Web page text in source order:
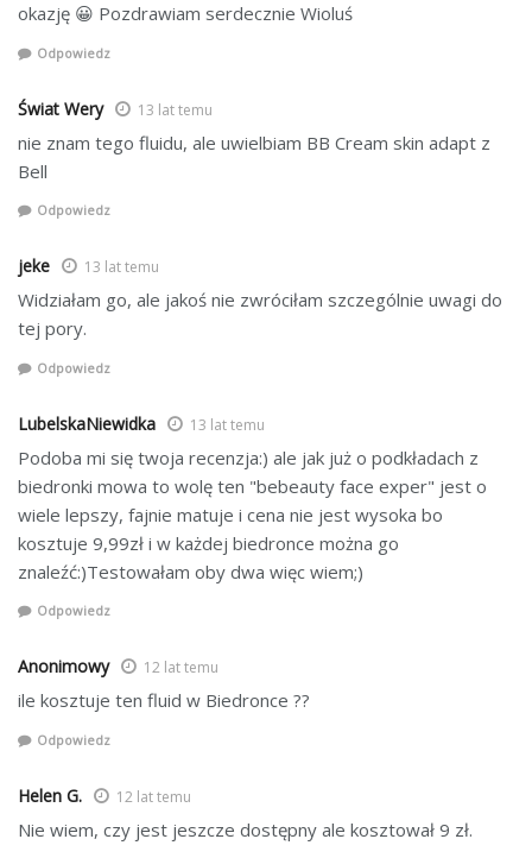
okazję 😀 Pozdrawiam serdecznie Wioluś
Odpowiedz
Świat Wery 13 lat temu
nie znam tego fluidu, ale uwielbiam BB Cream skin adapt z
Bell
Odpowiedz
jeke 13 lat temu
Widziałam go, ale jakoś nie zwróciłam szczególnie uwagi do
tej pory.
Odpowiedz
LubelskaNiewidka 13 lat temu
Podoba mi się twoja recenzja:) ale jak już o podkładach z
biedronki mowa to wolę ten "bebeauty face exper" jest o
wiele lepszy, fajnie matuje i cena nie jest wysoka bo
kosztuje 9,99zł i w każdej biedronce można go
znaleźć:)Testowałam oby dwa więc wiem;)
Odpowiedz
Anonimowy 12 lat temu
ile kosztuje ten fluid w Biedronce ??
Odpowiedz
Helen G. 12 lat temu
Nie wiem, czy jest jeszcze dostępny ale kosztował 9 zł.